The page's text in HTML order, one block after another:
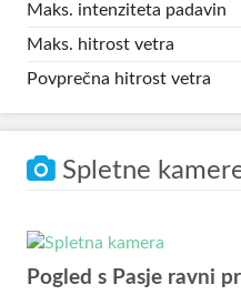
Maks. intenziteta padavin
Maks. hitrost vetra
Povprečna hitrost vetra
Spletne
Pogled s Pasje ravni